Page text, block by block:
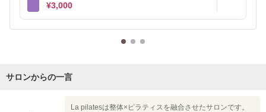
¥3,000
サロンからの一言
La pilatesは整体×ピラティスを融合させたサロンです。